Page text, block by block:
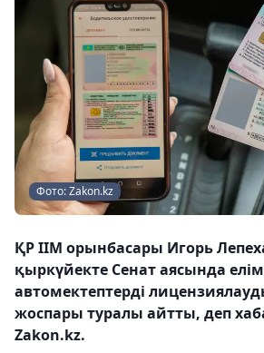
Фото: Zakon.kz
ҚР ІІМ орынбасары Игорь
қыркүйекте Сенат аясында
автомектептерді
жоспары туралы айтты, деп
Zakon.kz.